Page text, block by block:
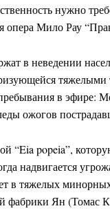
PRO
нужно
опера Мило Рау
в неведении
в эфире:
ожогов
“Eia popeia”,
надвигается
в тяжелых
фабрики Ян (Томас